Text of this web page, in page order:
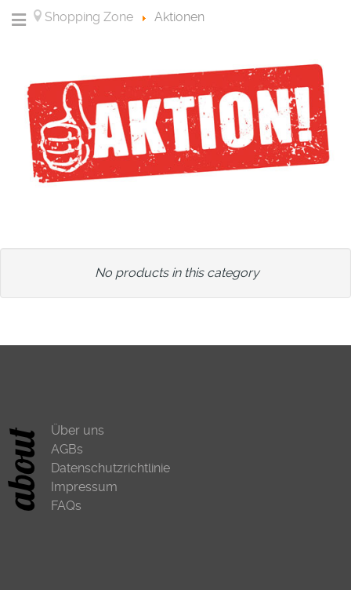
Shopping Zone Aktionen
No products in this category
Über uns
AGBs
Datenschutzrichtlinie
Impressum
FAQs